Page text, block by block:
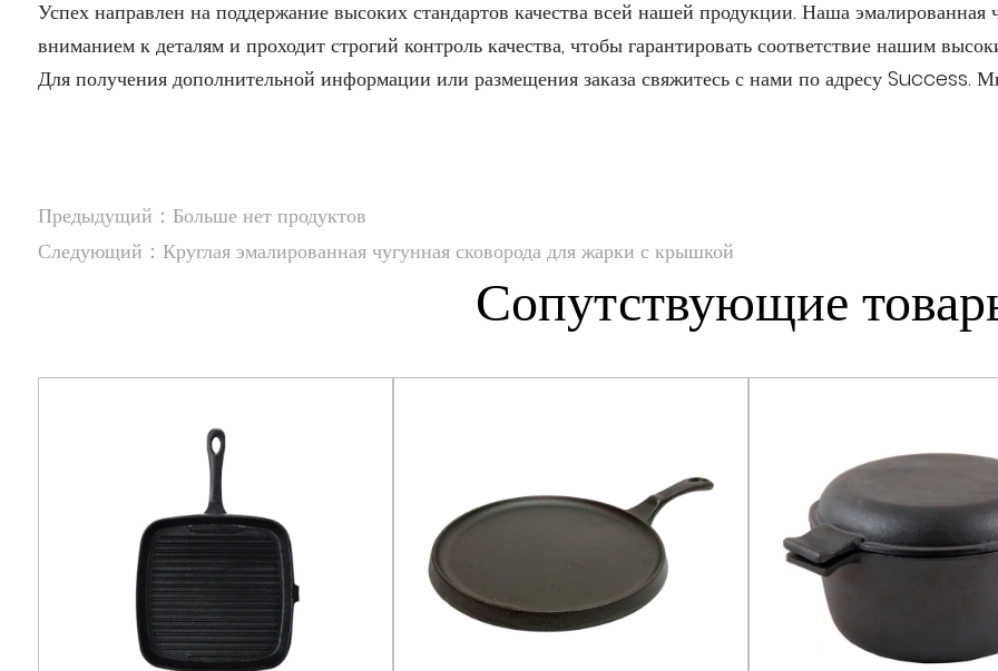
Успех направлен на поддержание высоких стандартов качества всей нашей продукции. Наша эмалированная
вниманием к деталям и проходит строгий контроль качества, чтобы гарантировать соответствие нашим
Для получения дополнительной информации или размещения заказа свяжитесь с нами по адресу Success.
Предыдущий：Больше нет продуктов
Следующий：Круглая эмалированная чугунная сковорода для жарки с крышкой
Сопутствующие